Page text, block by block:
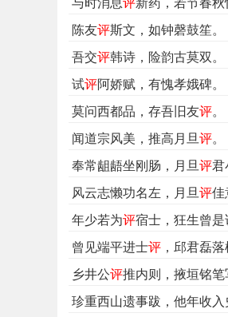
与时消息评新药，若节春秋
陈友评斯文，如钟磬鼓笙。
吾交评韩诗，险韵古莫双。
试评阿娇赋，有愧孝娥碑。
莫问西都品，存吾旧友评。
闻道宗风美，推高月旦评。
奉常龃龉坐刚肠，月旦评君
风云志懒功名左，月旦评佳
年少若为评宿士，狂生曾是
曾见端平进士评 ，邱君磊落
乡井公评推内则，掖垣铭笔
珍重西山遗事跋，他年收入